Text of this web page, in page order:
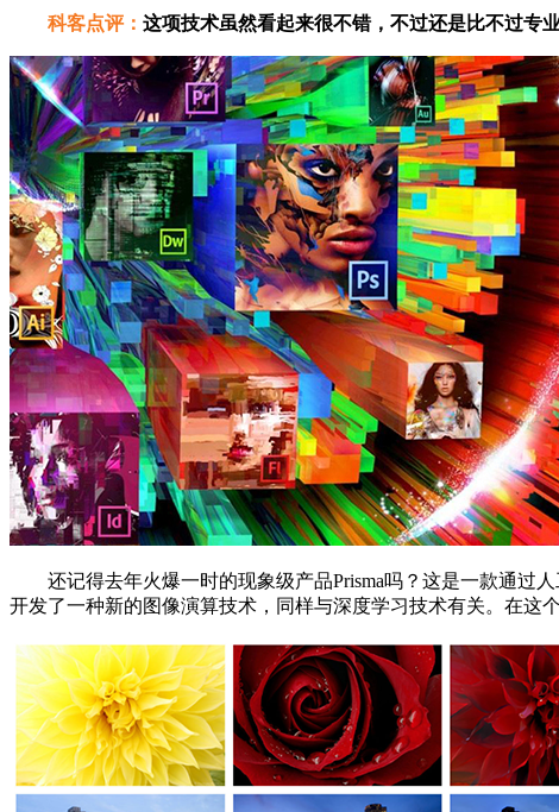
科客点评： 这项技术虽然看起来很不错，不过还是比不过专
还记得去年火爆一时的现象级产品Prisma吗？这是一款通过
开发了一种新的图像演算技术，同样与深度学习技术有关。在这